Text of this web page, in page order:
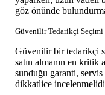
göz önünde
Güvenilir Tedarikçi Seçimi
Güvenilir bir tedarikçi
satın almanın en kritik
sunduğu garanti,
dikkatlice